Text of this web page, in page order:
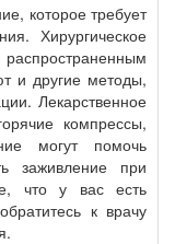
которое требует
Хирургическое
и другие методы,
Лекарственное
компрессы,
могут помочь
заживление при
что у вас есть
к врачу